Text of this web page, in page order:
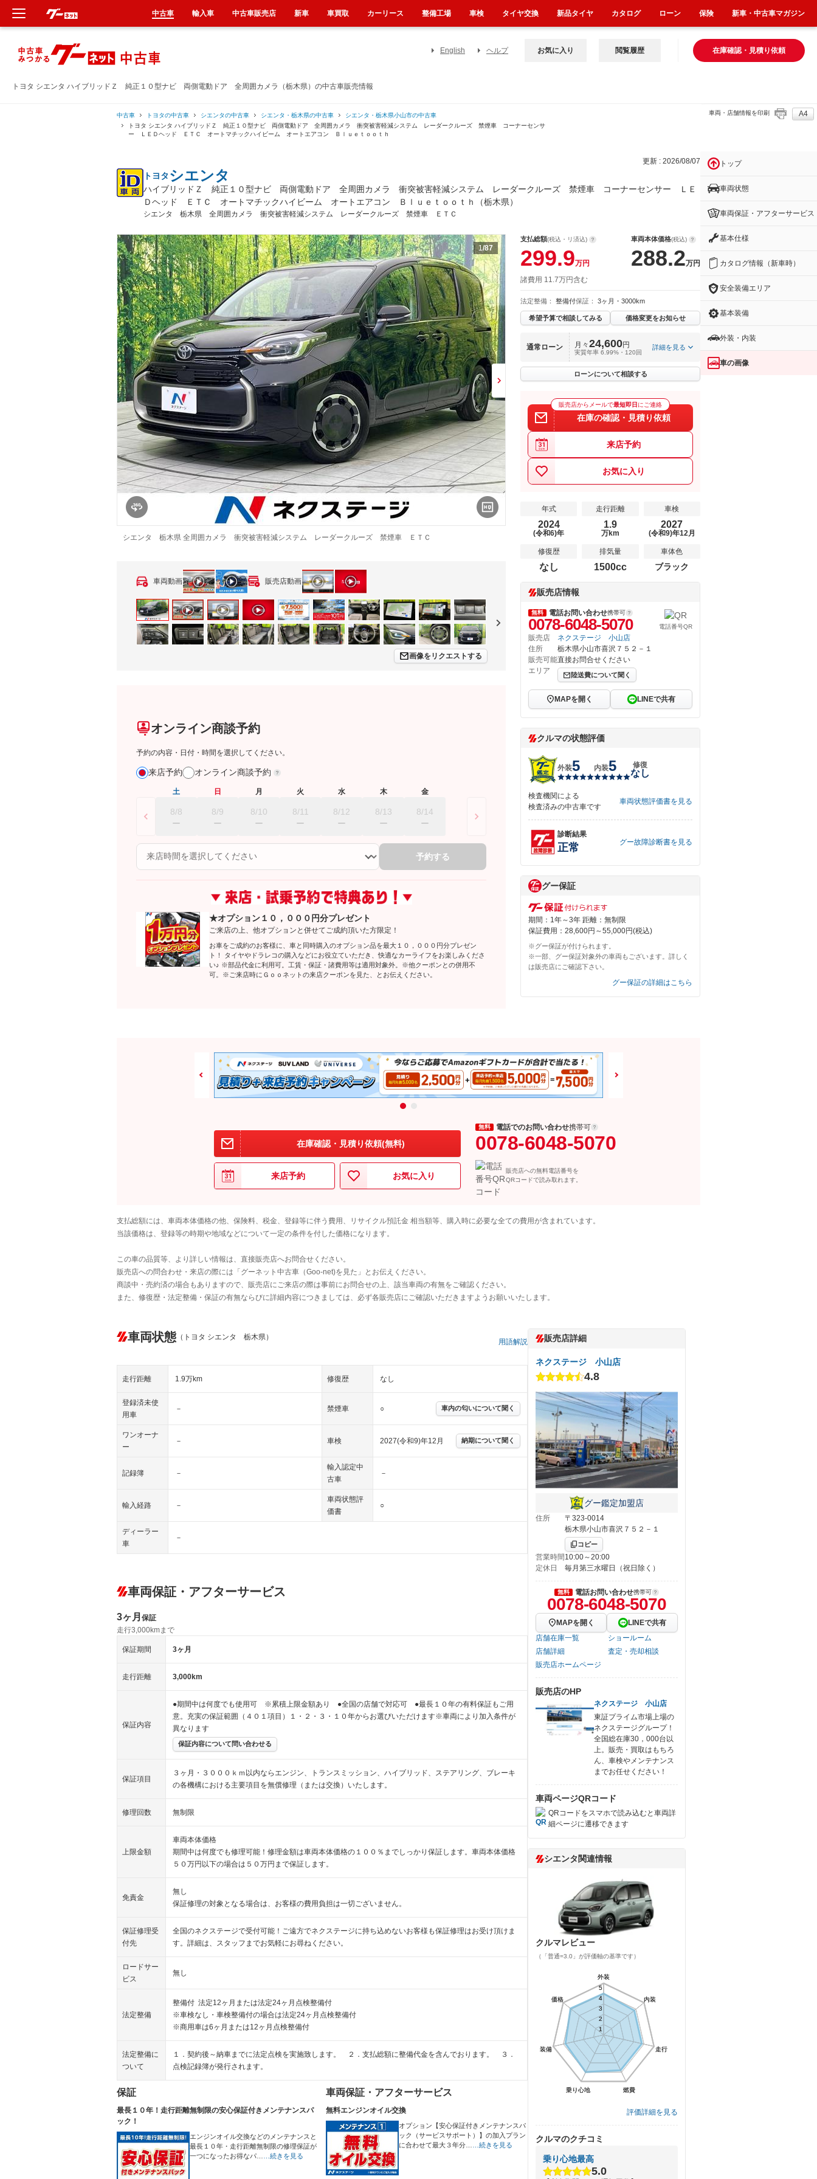
トヨタ シエンタ ハイブリッドＺ 純正１０型ナビ 両側電動ドア 全周囲カメラ（栃木県）の中古車販売情報
English ヘルプ 在庫確認・見積り依頼
お気に入り 閲覧履歴
中古車 トヨタの中古車 シエンタの中古車 シエンタ・栃木県の中古車
シエンタ・栃木県小山市の中古車
トヨタ シエンタ ハイブリッドＺ 純正１０型ナビ 両側電動ドア 全周囲カメラ 衝突被害軽減システム レーダークルーズ 禁煙車 コーナーセンサ
ー ＬＥＤヘッド ＥＴＣ オートマチックハイビーム オートエアコン Ｂｌｕｅｔｏｏｔｈ
車両・店舗情報を印刷 A4
更新 : 2026/08/07
トヨタ シエンタ
ハイブリッドＺ 純正１０型ナビ 両側電動ドア 全周囲カメラ 衝突被害軽減システム レーダークルーズ 禁煙車 コーナーセンサー ＬＥ
Ｄヘッド ＥＴＣ オートマチックハイビーム オートエアコン Ｂｌｕｅｔｏｏｔｈ（栃木県）
シエンタ 栃木県 全周囲カメラ 衝突被害軽減システム レーダークルーズ 禁煙車 ＥＴＣ
1/87
シエンタ 栃木県 全周囲カメラ 衝突被害軽減システム レーダークルーズ 禁煙車 ＥＴＣ
車両動画 販売店動画
画像をリクエストする
オンライン商談予約
予約の内容・日付・時間を選択してください。
来店予約 オンライン商談予約
土
8/8
日
8/9
月
8/10
火
8/11
水
8/12
木
8/13
金
8/14
予約する
★オプション１０，０００円分プレゼント
ご来店の上、他オプションと併せてご成約頂いた方限定！
お車をご成約のお客様に、車と同時購入のオプション品を最大１０，０００円分プレゼン
ト！ タイヤやドラレコの購入などにお役立ていただき、快適なカーライフをお楽しみくださ
い♪ ※部品代金に利用可。工賃・保証・諸費用等は適用対象外。※他クーポンとの併用不
可。※ご来店時にＧｏｏネットの来店クーポンを見た、とお伝えください。
支払総額(税込・リ済込)
299.9万円
車両本体価格(税込)
288.2万円
諸費用 11.7万円含む
法定整備： 整備付保証： 3ヶ月・3000km
希望予算で相談してみる 価格変更をお知らせ
通常ローン 月々24,600円
実質年率 6.99%・120回
詳細を見る
ローンについて相談する
販売店からメールで最短即日 にご連絡
在庫の確認・見積り依頼
来店予約
お気に入り
年式
2024
(令和6)年
走行距離
1.9
万km
車検
2027
(令和9)年12月
修復歴
なし
排気量
1500cc
車体色
ブラック
販売店情報
無料 電話お問い合わせ携帯可
0078-6048-5070 電話番号QR
販売店
ネクステージ 小山店
住所
栃木県小山市喜沢７５２－１
販売可能
エリア
直接お問合せください
陸送費について聞く
MAPを開く LINEで共有
クルマの状態評価
外装5 内装5 修復
なし
検査機関による
検査済みの中古車です
車両状態評価書を見る
診断結果
正常 グー故障診断書を見る
グー保証
期間：1年～3年 距離：無制限
保証費用：28,600円～55,000円(税込)
※グー保証が付けられます。
※一部、グー保証対象外の車両もございます。詳しく
は販売店にご確認下さい。
グー保証の詳細はこちら
在庫確認・見積り依頼(無料)
来店予約 お気に入り
無料 電話でのお問い合わせ携帯可
0078-6048-5070
販売店への無料電話番号を
QRコードで読み取れます。
支払総額には、車両本体価格の他、保険料、税金、登録等に伴う費用、リサイクル預託金 相当額等、購入時に必要な全ての費用が含まれています。
当該価格は、登録等の時期や地域などについて一定の条件を付した価格になります。
この車の品質等、より詳しい情報は、直接販売店へお問合せください。
販売店への問合わせ・来店の際には「グーネット中古車（Goo-net)を見た」とお伝えください。
商談中・売約済の場合もありますので、販売店にご来店の際は事前にお問合せの上、該当車両の有無をご確認ください。
また、修復歴・法定整備・保証の有無ならびに詳細内容につきましては、必ず各販売店にご確認いただきますようお願いいたします。
車両状態 （トヨタ シエンタ 栃木県）
用語解説
走行距離 1.9万km 修復歴 なし
登録済未使
用車
－ 禁煙車 ○ 車内の匂いについて聞く
ワンオーナ
ー
－ 車検 2027(令和9)年12月 納期について聞く
記録簿 －
輸入認定中
古車
－
輸入経路 －
車両状態評
価書
○
ディーラー
車
－
車両保証・アフターサービス
3ヶ月 保証
走行3,000kmまで
保証期間 3ヶ月
走行距離 3,000km
保証内容
●期間中は何度でも使用可 ※累積上限金額あり ●全国の店舗で対応可 ●最長１０年の有料保証もご用
意。充実の保証範囲（４０１項目）１・２・３・１０年からお選びいただけます※車両により加入条件が
異なります
保証内容について問い合わせる
保証項目
３ヶ月・３０００ｋｍ以内ならエンジン、トランスミッション、ハイブリッド、ステアリング、ブレーキ
の各機構における主要項目を無償修理（または交換）いたします。
修理回数 無制限
上限金額
車両本体価格
期間中は何度でも修理可能！修理金額は車両本体価格の１００％までしっかり保証します。車両本体価格
５０万円以下の場合は５０万円まで保証します。
免責金
無し
保証修理の対象となる場合は、お客様の費用負担は一切ございません。
保証修理受
付先
全国のネクステージで受付可能！ご遠方でネクステージに持ち込めないお客様も保証修理はお受け頂けま
す。詳細は、スタッフまでお気軽にお尋ねください。
ロードサー
ビス
無し
法定整備
整備付 法定12ヶ月または法定24ヶ月点検整備付
※車検なし・車検整備付の場合は法定24ヶ月点検整備付
※商用車は6ヶ月または12ヶ月点検整備付
法定整備に
ついて
１．契約後～納車までに法定点検を実施致します。 ２．支払総額に整備代金を含んでおります。 ３．
点検記録簿が発行されます。
保証
最長１０年！走行距離無制限の安心保証付きメンテナンスパ
ック！
エンジンオイル交換などのメンテナンスと
最長１０年・走行距離無制限の修理保証が
一つになったお得なパ…
…続きを見る
車両保証・アフターサービス
無料エンジンオイル交換
オプション【安心保証付きメンテナンスパ
ック（サービスサポート）】の加入プラン
に合わせて最大３年分…
…続きを見る
販売店詳細
ネクステージ 小山店
4.8
グー鑑定加盟店
住所
〒323-0014
栃木県小山市喜沢７５２－１
コピー
営業時間 10:00～20:00
定休日
毎月第三水曜日（祝日除く）
無料 電話お問い合わせ携帯可
0078-6048-5070
MAPを開く
LINEで共有
店舗在庫一覧
ショールーム
店舗詳細
査定・売却相談
販売店ホームページ
販売店のHP
ネクステージ 小山店
東証プライム市場上場の
ネクステージグループ！
全国総在庫30，000台以
上。販売・買取はもちろ
ん、車検やメンテナンス
までお任せください！
車両ページQRコード
QRコードをスマホで読み込むと車両詳
細ページに遷移できます
シエンタ関連情報
クルマレビュー
（「普通=3.0」が評価軸の基準です）
外装
内装
走行
燃費
乗り心地
装備
価格
1
2
3
4
5
外装
内装
走行
燃費
乗り心地
装備
価格
1
2
3
4
5
評価詳細を見る
クルマのクチコミ
乗り心地最高
5.0
トップ
車両状態
車両保証・アフターサービス
基本仕様
カタログ情報（新車時）
安全装備エリア
基本装備
外装・内装
車の画像
中古車 輸入車 中古車販売店 新車 車買取 カーリース 整備工場 車検 タイヤ交換 新品タイヤ カタログ ローン 保険 新車・中古車マガジン
新車
中古車